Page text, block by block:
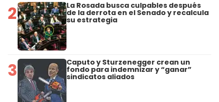
2 La Rosada busca culpables después
de la derrota en el Senado y recalcula
su estrategia
3 Caputo y Sturzenegger crean un
fondo para indemnizar y “ganar”
sindicatos aliados